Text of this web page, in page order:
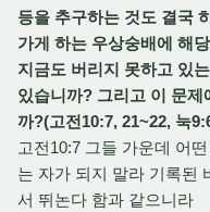
등을 추구하는 것도 결국
가게 하는 우상숭배에 해
지금도 버리지 못하고 있
있습니까? 그리고 이 문제
까?(고전10:7, 21~22, 눅
고전10:7 그들 가운데 어
는 자가 되지 말라 기록된
서 뛰논다 함과 같으니라